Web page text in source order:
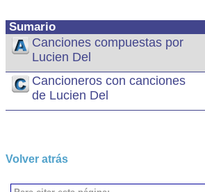
Sumario
Canciones compuestas por
Lucien Del
Cancioneros con canciones
de Lucien Del
Volver atrás